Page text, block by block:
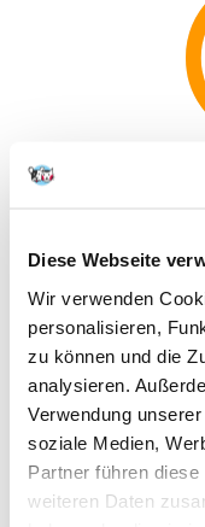
Diese Webseite
Wir verwenden
personalisieren,
zu können und die
analysieren.
Verwendung
soziale Medien,
Partner führen
weiteren Daten
100%
Mineral Ergänzung zu
für die ordnungsgemäße
ist. Es ist von den ersten
Knochen, Krallen,
das Vorhandensein von
Mineralfuttermittel.